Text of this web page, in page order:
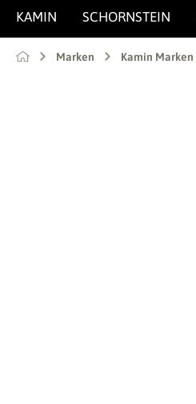
KAMIN SCHORNSTEIN
Marken Kamin Marken